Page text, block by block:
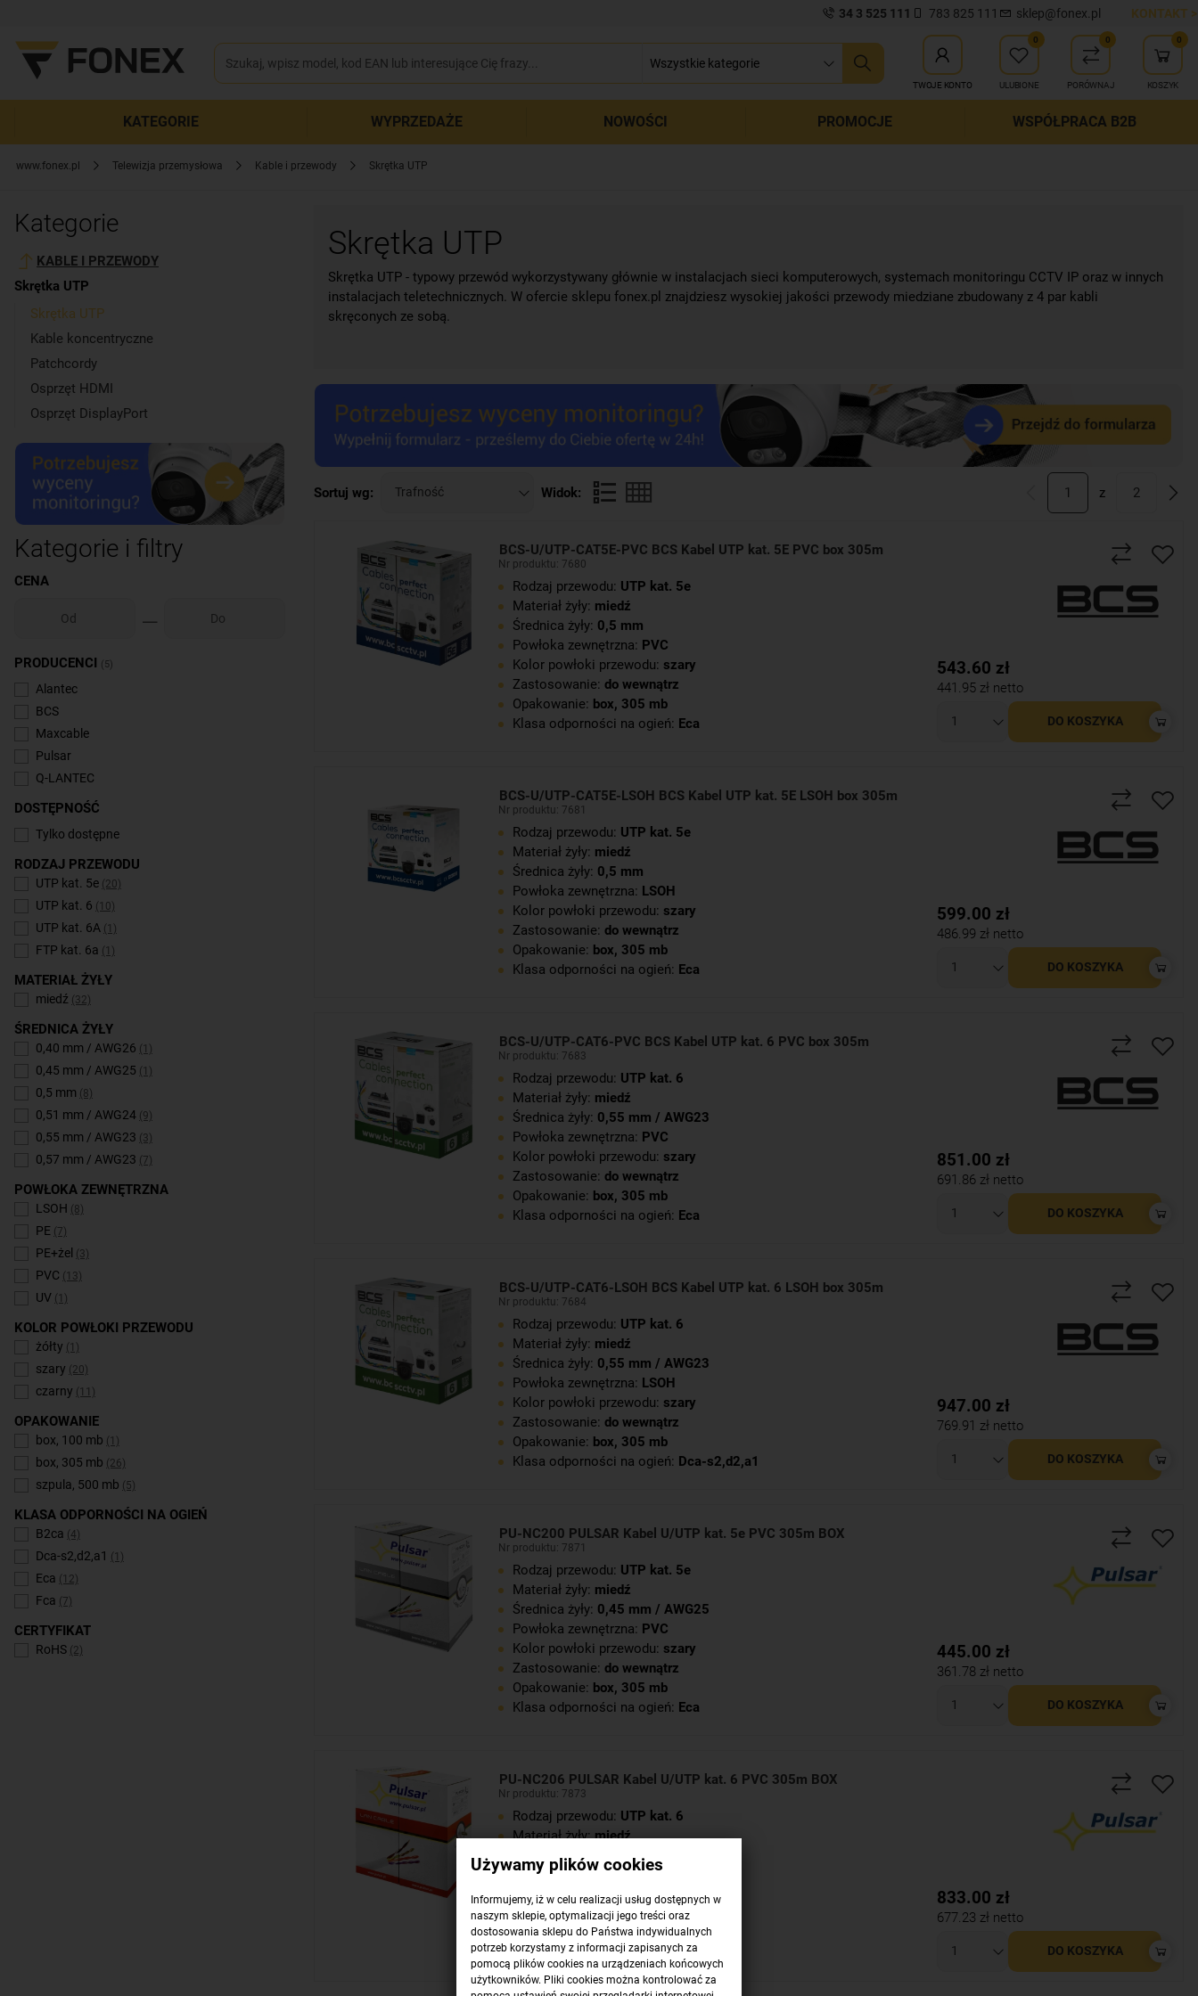
34 3 525 111 783 825 111 sklep@fonex.pl KONTAKT >
zamknij wyszukiwanie
TWOJE KONTO
0
ULUBIONE
0
PORÓWNAJ
0
KOSZYK
KATEGORIE WYPRZEDAŻE NOWOŚCI PROMOCJE WSPÓŁPRACA B2B
www.fonex.pl Telewizja przemysłowa Kable i przewody Skrętka UTP
Kategorie
KABLE I PRZEWODY
Skrętka UTP
Skrętka UTP
Kable koncentryczne
Patchcordy
Osprzęt HDMI
Osprzęt DisplayPort
Kategorie i filtry
CENA
PRODUCENCI (5)
Alantec
BCS
Maxcable
Pulsar
Q-LANTEC
DOSTĘPNOŚĆ
Tylko dostępne
RODZAJ PRZEWODU
UTP kat. 5e (20)
UTP kat. 6 (10)
UTP kat. 6A (1)
FTP kat. 6a (1)
MATERIAŁ ŻYŁY
miedź (32)
ŚREDNICA ŻYŁY
0,40 mm / AWG26 (1)
0,45 mm / AWG25 (1)
0,5 mm (8)
0,51 mm / AWG24 (9)
0,55 mm / AWG23 (3)
0,57 mm / AWG23 (7)
POWŁOKA ZEWNĘTRZNA
LSOH (8)
PE (7)
PE+żel (3)
PVC (13)
UV (1)
KOLOR POWŁOKI PRZEWODU
żółty (1)
szary (20)
czarny (11)
OPAKOWANIE
box, 100 mb (1)
box, 305 mb (26)
szpula, 500 mb (5)
KLASA ODPORNOŚCI NA OGIEŃ
B2ca (4)
Dca-s2,d2,a1 (1)
Eca (12)
Fca (7)
CERTYFIKAT
RoHS (2)
Skrętka UTP
Skrętka UTP - typowy przewód wykorzystywany głównie w instalacjach sieci komputerowych, systemach monitoringu CCTV IP oraz w innych
instalacjach teletechnicznych. W ofercie sklepu fonex.pl znajdziesz wysokiej jakości przewody miedziane zbudowany z 4 par kabli
skręconych ze sobą.
Sortuj wg: Widok: 1 z 2
BCS-U/UTP-CAT5E-PVC BCS Kabel UTP kat. 5E PVC box 305m
Nr produktu: 7680
Rodzaj przewodu: UTP kat. 5e
Materiał żyły: miedź
Średnica żyły: 0,5 mm
Powłoka zewnętrzna: PVC
Kolor powłoki przewodu: szary
Zastosowanie: do wewnątrz
Opakowanie: box, 305 mb
Klasa odporności na ogień: Eca
543.60 zł
441.95 zł netto
DO KOSZYKA
BCS-U/UTP-CAT5E-LSOH BCS Kabel UTP kat. 5E LSOH box 305m
Nr produktu: 7681
Rodzaj przewodu: UTP kat. 5e
Materiał żyły: miedź
Średnica żyły: 0,5 mm
Powłoka zewnętrzna: LSOH
Kolor powłoki przewodu: szary
Zastosowanie: do wewnątrz
Opakowanie: box, 305 mb
Klasa odporności na ogień: Eca
599.00 zł
486.99 zł netto
DO KOSZYKA
BCS-U/UTP-CAT6-PVC BCS Kabel UTP kat. 6 PVC box 305m
Nr produktu: 7683
Rodzaj przewodu: UTP kat. 6
Materiał żyły: miedź
Średnica żyły: 0,55 mm / AWG23
Powłoka zewnętrzna: PVC
Kolor powłoki przewodu: szary
Zastosowanie: do wewnątrz
Opakowanie: box, 305 mb
Klasa odporności na ogień: Eca
851.00 zł
691.86 zł netto
DO KOSZYKA
BCS-U/UTP-CAT6-LSOH BCS Kabel UTP kat. 6 LSOH box 305m
Nr produktu: 7684
Rodzaj przewodu: UTP kat. 6
Materiał żyły: miedź
Średnica żyły: 0,55 mm / AWG23
Powłoka zewnętrzna: LSOH
Kolor powłoki przewodu: szary
Zastosowanie: do wewnątrz
Opakowanie: box, 305 mb
Klasa odporności na ogień: Dca-s2,d2,a1
947.00 zł
769.91 zł netto
DO KOSZYKA
PU-NC200 PULSAR Kabel U/UTP kat. 5e PVC 305m BOX
Nr produktu: 7871
Rodzaj przewodu: UTP kat. 5e
Materiał żyły: miedź
Średnica żyły: 0,45 mm / AWG25
Powłoka zewnętrzna: PVC
Kolor powłoki przewodu: szary
Zastosowanie: do wewnątrz
Opakowanie: box, 305 mb
Klasa odporności na ogień: Eca
445.00 zł
361.78 zł netto
DO KOSZYKA
PU-NC206 PULSAR Kabel U/UTP kat. 6 PVC 305m BOX
Nr produktu: 7873
Rodzaj przewodu: UTP kat. 6
Materiał żyły:miedź
Średnica żyły:
0,55 mm / AWG23
Powłoka zewnętrzna:PVC
Kolor powłoki przewodu:szary
Zastosowanie:do wewnątrz
Opakowanie:box, 305 mb
Klasa odporności na ogień:Eca
833.00 zł
677.23 zł netto
DO KOSZYKA
Używamy plików cookies
Informujemy, iż w celu realizacji usług dostępnych w
naszym sklepie, optymalizacji jego treści oraz
dostosowania sklepu do Państwa indywidualnych
potrzeb korzystamy z informacji zapisanych za
pomocą plików cookies na urządzeniach końcowych
użytkowników. Pliki cookies można kontrolować za